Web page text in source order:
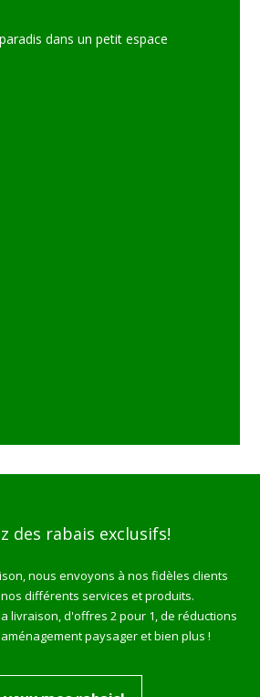
dans un petit espace
des rabais exclusifs!
nous envoyons à nos fidèles clients
différents services et produits.
livraison, d'offres 2 pour 1, de réductions
paysager et bien plus !